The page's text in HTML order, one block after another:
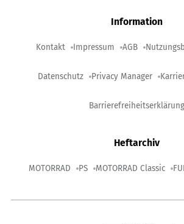
Information
Kontakt Impressum AGB
Datenschutz Privacy Manager
Barrierefreiheitserklärung
Heftarchiv
MOTORRAD PS MOTORRAD Classic